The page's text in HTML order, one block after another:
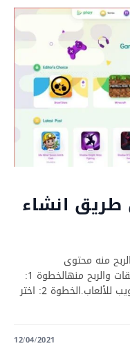
طريق انشاء
منه محتوى
المقال كيفية انشاء موقع لالعاب والتطبيقات والربح منهالخطوة 1:
ضع إستراتيجية حول كيفية إنشاء موقع ويب للألعاب.الخطوة 2: اختر
12/04/2021